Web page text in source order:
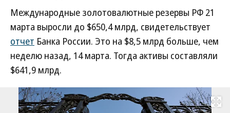
Международные золотовалютные резервы РФ 21
марта выросли до $650,4 млрд, свидетельствует
отчет Банка России. Это на $8,5 млрд больше, чем
неделю назад, 14 марта. Тогда активы составляли
$641,9 млрд.
Развернуть